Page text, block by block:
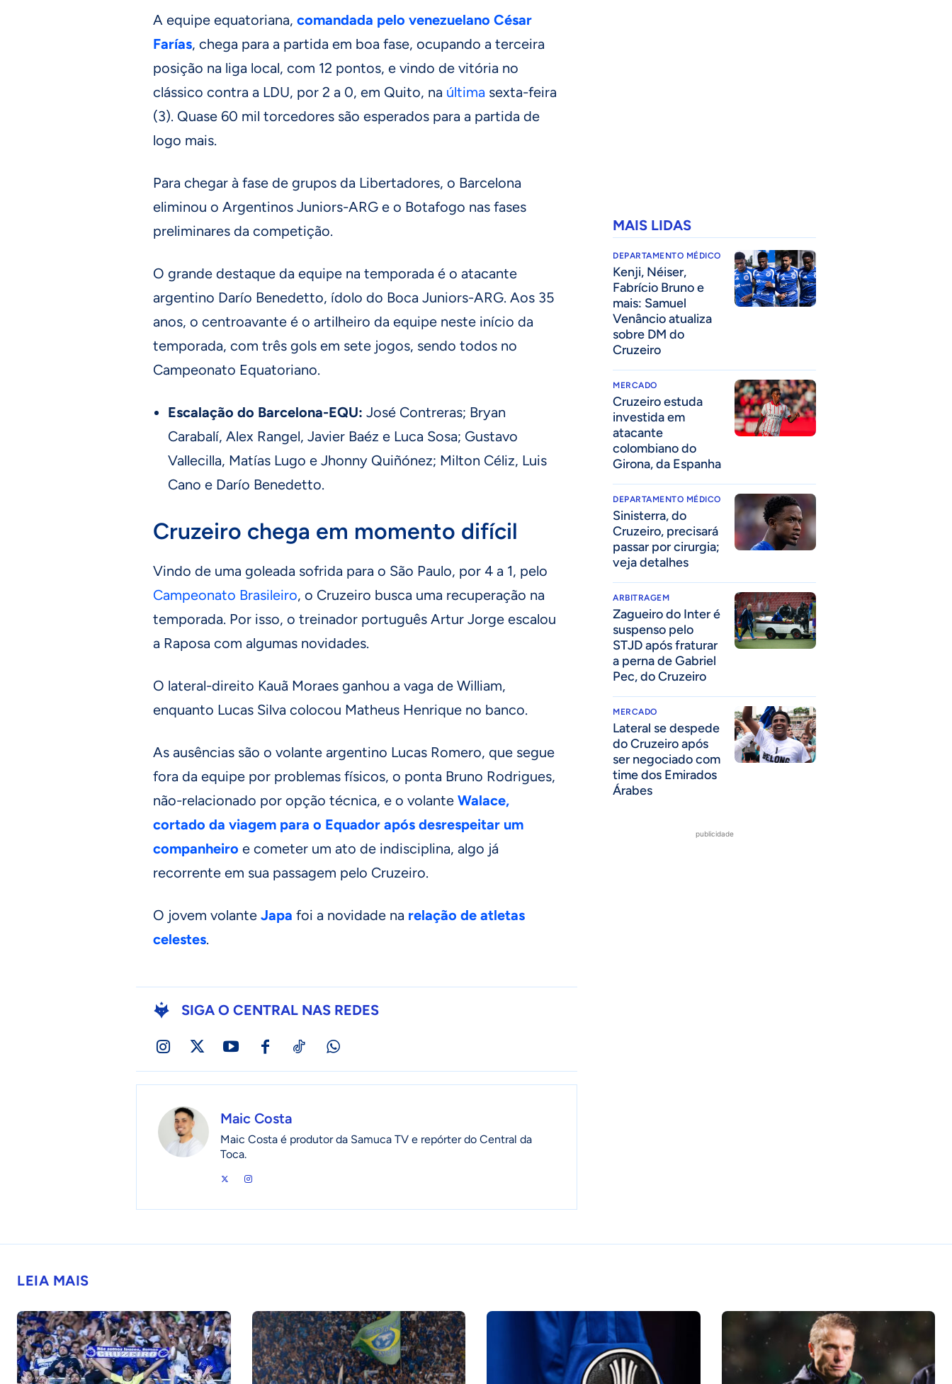
A equipe equatoriana, comandada pelo venezuelano César
Farías, chega para a partida em boa fase, ocupando a terceira
posição na liga local, com 12 pontos, e vindo de vitória no
clássico contra a LDU, por 2 a 0, em Quito, na última sexta-feira
(3). Quase 60 mil torcedores são esperados para a partida de
logo mais.
Para chegar à fase de grupos da Libertadores, o Barcelona
eliminou o Argentinos Juniors-ARG e o Botafogo nas fases
preliminares da competição.
O grande destaque da equipe na temporada é o atacante
argentino Darío Benedetto, ídolo do Boca Juniors-ARG. Aos 35
anos, o centroavante é o artilheiro da equipe neste início da
temporada, com três gols em sete jogos, sendo todos no
Campeonato Equatoriano.
Escalação do Barcelona-EQU: José Contreras; Bryan
Carabalí, Alex Rangel, Javier Baéz e Luca Sosa; Gustavo
Vallecilla, Matías Lugo e Jhonny Quiñónez; Milton Céliz, Luis
Cano e Darío Benedetto.
Cruzeiro chega em momento difícil
Vindo de uma goleada sofrida para o São Paulo, por 4 a 1, pelo
Campeonato Brasileiro, o Cruzeiro busca uma recuperação na
temporada. Por isso, o treinador português Artur Jorge escalou
a Raposa com algumas novidades.
O lateral-direito Kauã Moraes ganhou a vaga de William,
enquanto Lucas Silva colocou Matheus Henrique no banco.
As ausências são o volante argentino Lucas Romero, que segue
fora da equipe por problemas físicos, o ponta Bruno Rodrigues,
não-relacionado por opção técnica, e o volante Walace,
cortado da viagem para o Equador após desrespeitar um
companheiro e cometer um ato de indisciplina, algo já
recorrente em sua passagem pelo Cruzeiro.
O jovem volante Japa foi a novidade na relação de atletas
celestes.
SIGA O CENTRAL NAS REDES
Maic Costa
Maic Costa é produtor da Samuca TV e repórter do Central da
Toca.
MAIS LIDAS
DEPARTAMENTO MÉDICO
Kenji, Néiser,
Fabrício Bruno e
mais: Samuel
Venâncio atualiza
sobre DM do
Cruzeiro
MERCADO
Cruzeiro estuda
investida em
atacante
colombiano do
Girona, da Espanha
DEPARTAMENTO MÉDICO
Sinisterra, do
Cruzeiro, precisará
passar por cirurgia;
veja detalhes
ARBITRAGEM
Zagueiro do Inter é
suspenso pelo
STJD após fraturar
a perna de Gabriel
Pec, do Cruzeiro
MERCADO
Lateral se despede
do Cruzeiro após
ser negociado com
time dos Emirados
Árabes
publicidade
LEIA MAIS